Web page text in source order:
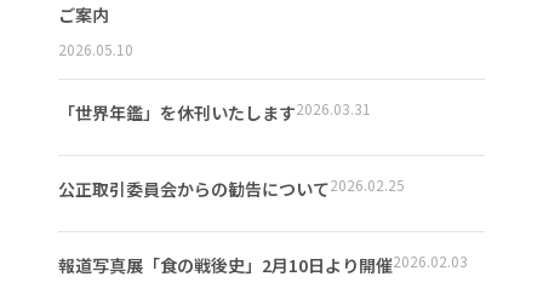
ご案内
2026.05.10
「世界年鑑」を休刊いたします2026.03.31
公正取引委員会からの勧告について2026.02.25
報道写真展「食の戦後史」2月10日より開催2026.02.03